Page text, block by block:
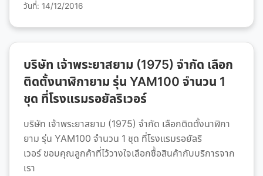
วันที่: 14/12/2016
บริษัท เจ้าพระยาสยาม (1975) จำกัด เลือก
ติดตั้งนาฬิกายาม รุ่น YAM100 จำนวน 1
ชุด ที่โรงแรมรอยัลริเวอร์
บริษัท เจ้าพระยาสยาม (1975) จำกัด เลือกติดตั้งนาฬิกา
ยาม รุ่น YAM100 จำนวน 1 ชุด ที่โรงแรมรอยัลริ
เวอร์ ขอบคุณลูกค้าที่ไว้วางใจเลือกซื้อสินค้ากับบริการจาก
เรา